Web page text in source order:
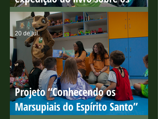
Manguezais de Serra: Terceira
expedição do livro sobre os
manguezais capixabas
Projeto “Conhecendo os
20 de jul.